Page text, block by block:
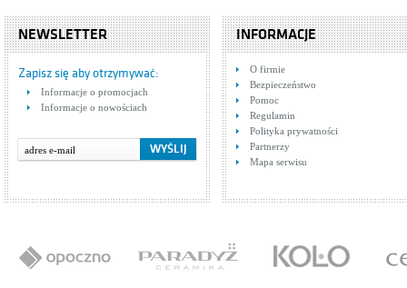
NEWSLETTER
Zapisz się aby otrzymywać:
Informacje o promocjach
Informacje o nowościach
INFORMACJE
O firmie
Bezpieczeństwo
Pomoc
Regulamin
Polityka prywatności
Partnerzy
Mapa serwisu